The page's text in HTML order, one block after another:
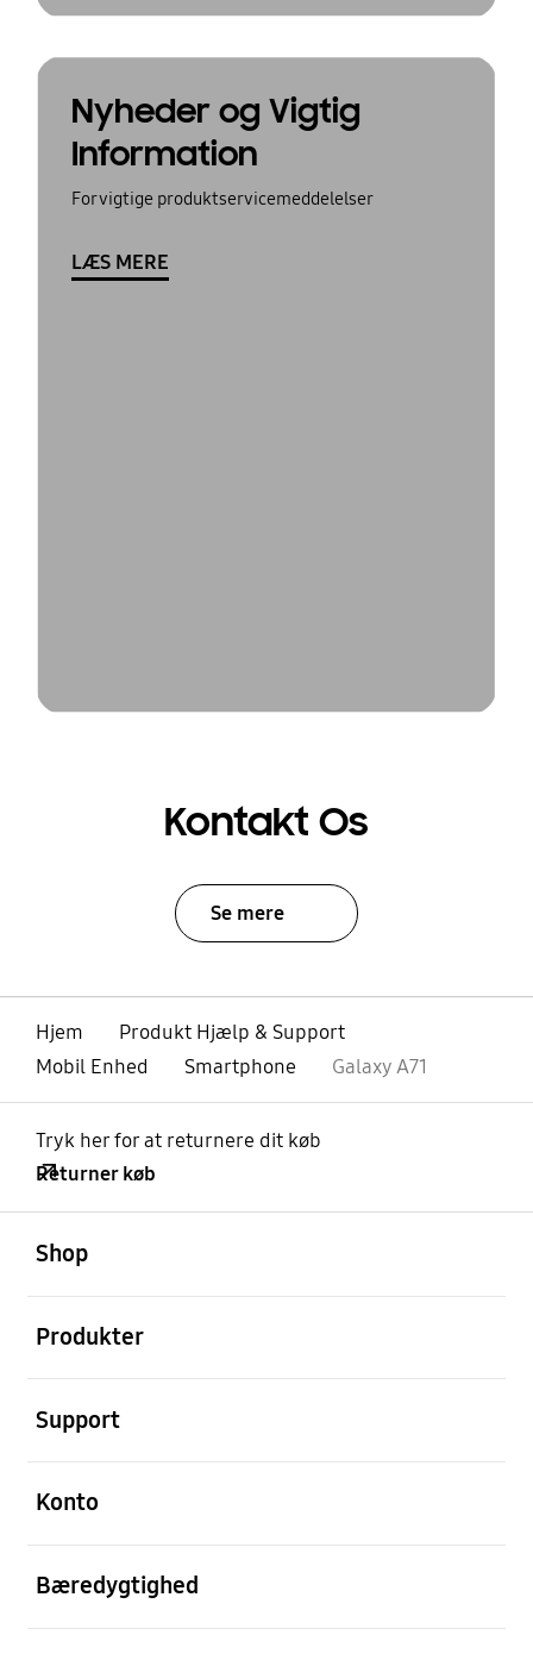
Nyheder og Vigtig
Information
For vigtige produktservicemeddelelser
LÆS MERE
Kontakt Os
Se mere
Hjem
Produkt Hjælp & Support
Mobil Enhed
Smartphone Galaxy A71
Tryk her for at returnere dit køb
Returner køb
Shop
Produkter
Support
Konto
Bæredygtighed